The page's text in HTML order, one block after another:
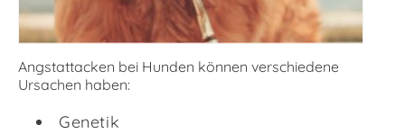
Angstattacken bei Hunden können verschiedene
Ursachen haben:
Genetik